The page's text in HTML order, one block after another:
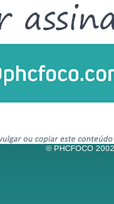
© PHCFOCO